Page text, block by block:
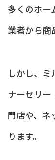
多くのホー
業者から商
しかし、
ナーセリー
門店や、ネ
ります。